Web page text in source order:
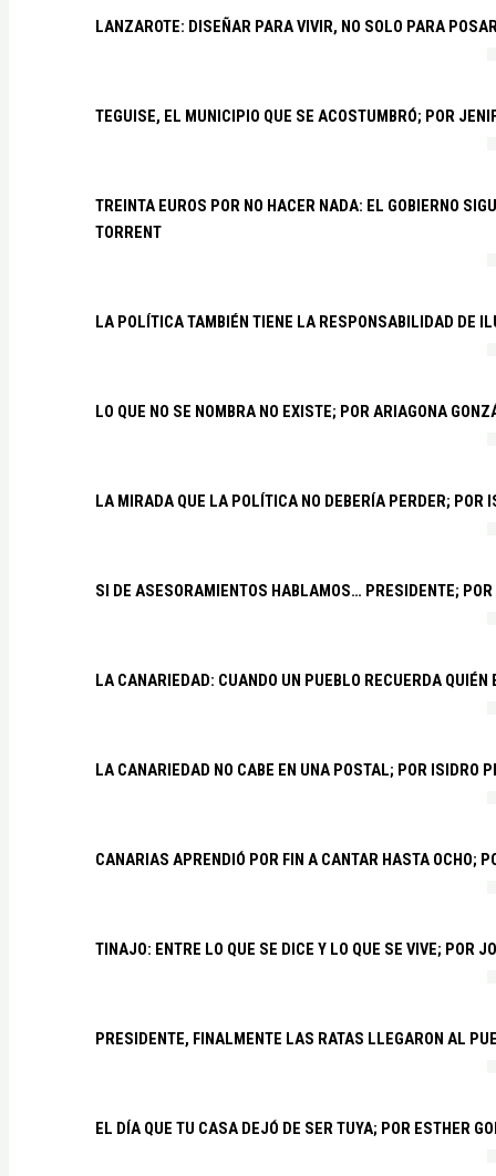
LANZAROTE: DISEÑAR PARA VIVIR, NO SOLO PARA
TEGUISE, EL MUNICIPIO QUE SE ACOSTUMBRÓ; POR
TREINTA EUROS POR NO HACER NADA: EL GOBIERNO
TORRENT
LA POLÍTICA TAMBIÉN TIENE LA RESPONSABILIDAD DE
LO QUE NO SE NOMBRA NO EXISTE; POR ARIAGONA
LA MIRADA QUE LA POLÍTICA NO DEBERÍA PERDER; POR
SI DE ASESORAMIENTOS HABLAMOS… PRESIDENTE;
LA CANARIEDAD: CUANDO UN PUEBLO RECUERDA QUIÉN
LA CANARIEDAD NO CABE EN UNA POSTAL; POR ISIDRO
CANARIAS APRENDIÓ POR FIN A CANTAR HASTA OCHO;
TINAJO: ENTRE LO QUE SE DICE Y LO QUE SE VIVE; POR
PRESIDENTE, FINALMENTE LAS RATAS LLEGARON AL
EL DÍA QUE TU CASA DEJÓ DE SER TUYA; POR ESTHER